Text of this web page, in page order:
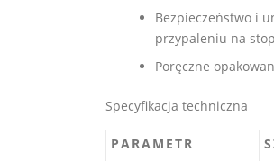
Bezpieczeństwo i
przypaleniu na
Poręczne
Specyfikacja techniczna
PARAMETR